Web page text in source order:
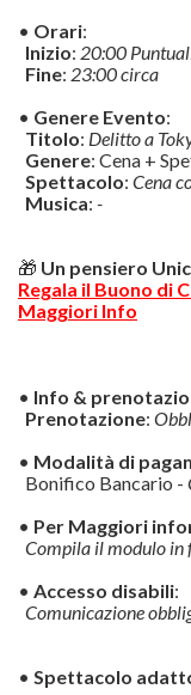
• Orari:
Inizio: 20:00
Fine: 23:00 circa
• Genere Evento:
Titolo: Delitto a
Genere: Cena +
Spettacolo: Cena
Musica: -
🎁 Un pensiero
Regala il Buono di
Maggiori Info
• Info &
Prenotazione:
• Modalità di
Bonifico Bancario -
• Per Maggiori
Compila il modulo in
• Accesso disabili:
Comunicazione
• Spettacolo